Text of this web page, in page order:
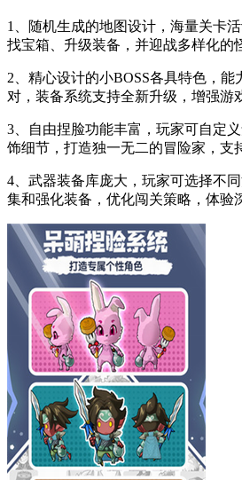
1、随机生成的地图设计，海量关卡
找宝箱、升级装备，并迎战多样化的
2、精心设计的小BOSS各具特色，能
对，装备系统支持全新升级，增强游
3、自由捏脸功能丰富，玩家可自定
饰细节，打造独一无二的冒险家，支
4、武器装备库庞大，玩家可选择不
集和强化装备，优化闯关策略，体验